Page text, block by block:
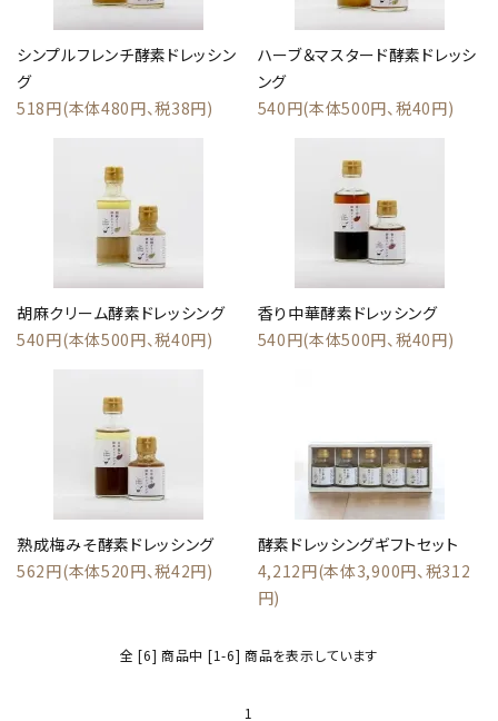
シンプルフレンチ酵素ドレッシン
グ
518円(本体480円、税38円)
ハーブ＆マスタード酵素ドレッシ
ング
540円(本体500円、税40円)
胡麻クリーム酵素ドレッシング
540円(本体500円、税40円)
香り中華酵素ドレッシング
540円(本体500円、税40円)
熟成梅みそ酵素ドレッシング
562円(本体520円、税42円)
酵素ドレッシングギフトセット
4,212円(本体3,900円、税312
円)
全 [6] 商品中 [1-6] 商品を表示しています
1